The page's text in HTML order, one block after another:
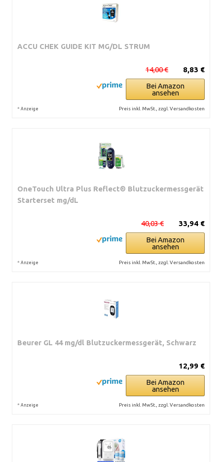
ACCU CHEK GUIDE KIT MG/DL STRUM
8,83 €
14,00 €
Bei Amazon
ansehen
* Anzeige Preis inkl. MwSt., zzgl. Versandkosten
OneTouch Ultra Plus Reflect® Blutzuckermessgerät
Starterset mg/dL
33,94 €
40,03 €
Bei Amazon
ansehen
* Anzeige Preis inkl. MwSt., zzgl. Versandkosten
Beurer GL 44 mg/dl Blutzuckermessgerät, Schwarz
12,99 €
Bei Amazon
ansehen
* Anzeige Preis inkl. MwSt., zzgl. Versandkosten